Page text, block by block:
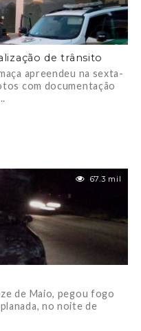
de trânsito
apreendeu na sexta-
com documentação
67.3 mil
de Maio, pegou fogo
no noite de